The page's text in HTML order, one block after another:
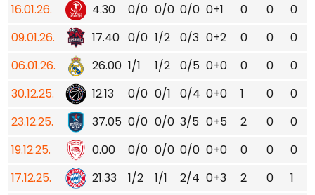
16.01.26.
4.30 0/0 0/0 0/0 0+1 0 0
0
09.01.26.
17.40 0/0 1/2 0/3 0+2 0 0
0
06.01.26.
26.00 1/1 1/2 0/5 0+0 0 0
0
30.12.25.
12.13 0/0 0/1 0/4 0+0 1 0
0
23.12.25.
37.05 0/0 0/0 3/5 0+5 2 0
0
19.12.25.
0.00 0/0 0/0 0/0 0+0 0 0
0
17.12.25.
21.33 1/2 1/1 2/4 0+3 2 0
1